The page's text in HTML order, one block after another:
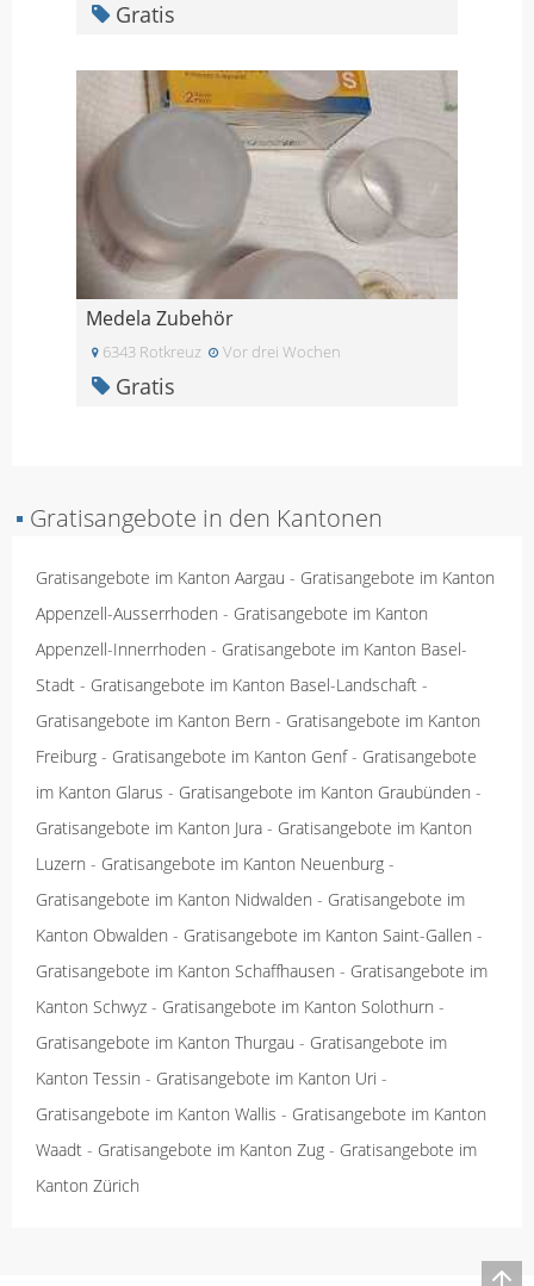
Gratis
Medela Zubehör
6343 Rotkreuz Vor drei Wochen
Gratis
▪ Gratisangebote in den Kantonen
Gratisangebote im Kanton Aargau - Gratisangebote im Kanton
Appenzell-Ausserrhoden - Gratisangebote im Kanton
Appenzell-Innerrhoden - Gratisangebote im Kanton Basel-
Stadt - Gratisangebote im Kanton Basel-Landschaft -
Gratisangebote im Kanton Bern - Gratisangebote im Kanton
Freiburg - Gratisangebote im Kanton Genf- Gratisangebote
im Kanton Glarus - Gratisangebote im Kanton Graubünden -
Gratisangebote im Kanton Jura - Gratisangebote im Kanton
Luzern - Gratisangebote im Kanton Neuenburg -
Gratisangebote im Kanton Nidwalden - Gratisangebote im
Kanton Obwalden - Gratisangebote im Kanton Saint-Gallen -
Gratisangebote im Kanton Schaffhausen - Gratisangebote im
Kanton Schwyz - Gratisangebote im Kanton Solothurn -
Gratisangebote im Kanton Thurgau - Gratisangebote im
Kanton Tessin - Gratisangebote im Kanton Uri -
Gratisangebote im Kanton Wallis - Gratisangebote im Kanton
Waadt - Gratisangebote im Kanton Zug - Gratisangebote im
Kanton Zürich